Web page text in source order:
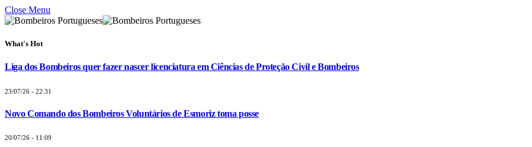
Close Menu
What's Hot
Liga dos Bombeiros quer fazer nascer licenciatura em Ciências de Proteção Civil e Bombeiros
23/07/26 - 22:31
Novo Comando dos Bombeiros Voluntários de Esmoriz toma posse
20/07/26 - 11:09